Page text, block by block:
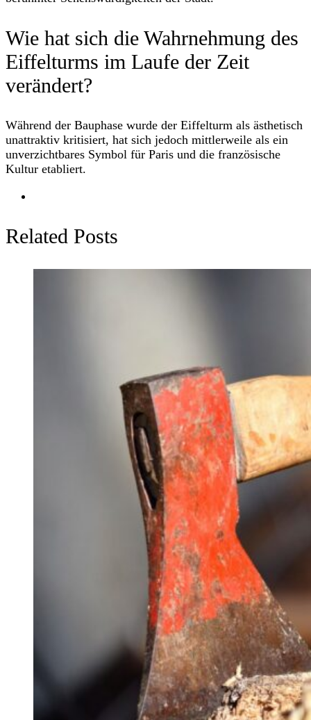
Wie hat sich die Wahrnehmung des
Eiffelturms im Laufe der Zeit
verändert?
Während der Bauphase wurde der Eiffelturm als ästhetisch
unattraktiv kritisiert, hat sich jedoch mittlerweile als ein
unverzichtbares Symbol für Paris und die französische
Kultur etabliert.
Related Posts